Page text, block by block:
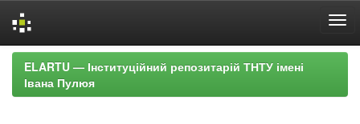
Skip
navigation
ELARTU — Інституційний репозитарій ТНТУ імені
Івана Пулюя